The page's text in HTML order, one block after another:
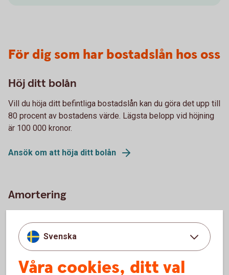
För dig som har bostadslån hos oss
Höj ditt bolån
Vill du höja ditt befintliga bostadslån kan du göra det upp till
80 procent av bostadens värde. Lägsta belopp vid höjning
är 100 000 kronor.
Ansök om att höja ditt bolån
Amortering
din befintliga amortering?
Amortering och amorteringskrav
Svenska
Våra cookies, ditt val